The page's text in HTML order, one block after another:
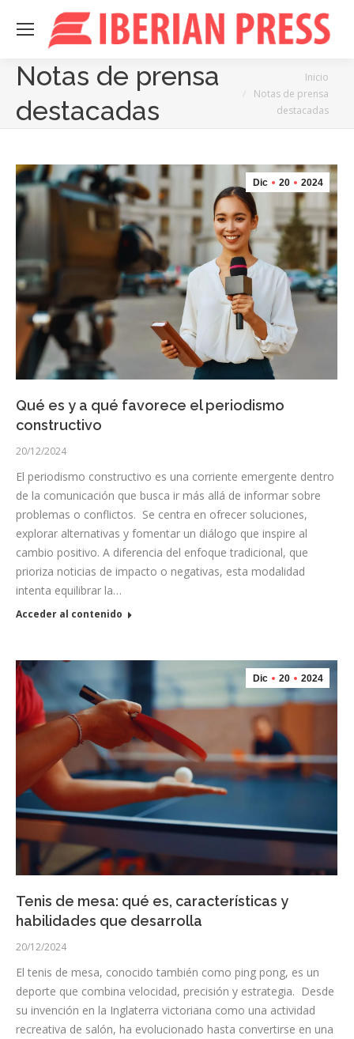
Notas de prensa
destacadas
Inicio
Notas de prensa
destacadas
Dic 20 2024
Qué es y a qué favorece el periodismo
constructivo
20/12/2024
El periodismo constructivo es una corriente emergente dentro
de la comunicación que busca ir más allá de informar sobre
problemas o conflictos. Se centra en ofrecer soluciones,
explorar alternativas y fomentar un diálogo que inspire al
cambio positivo. A diferencia del enfoque tradicional, que
prioriza noticias de impacto o negativas, esta modalidad
intenta equilibrar la…
Acceder al contenido
Dic 20 2024
Tenis de mesa: qué es, características y
habilidades que desarrolla
20/12/2024
El tenis de mesa, conocido también como ping pong, es un
deporte que combina velocidad, precisión y estrategia. Desde
su invención en la Inglaterra victoriana como una actividad
recreativa de salón, ha evolucionado hasta convertirse en una